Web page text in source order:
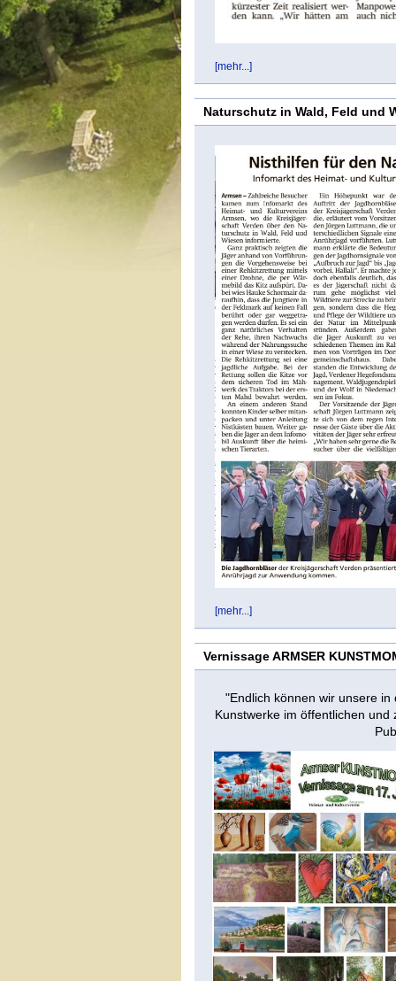
[mehr...]
Naturschutz in Wald, Feld und
[mehr...]
Vernissage ARMSER
"Endlich können wir unsere
Kunstwerke im öffentlichen